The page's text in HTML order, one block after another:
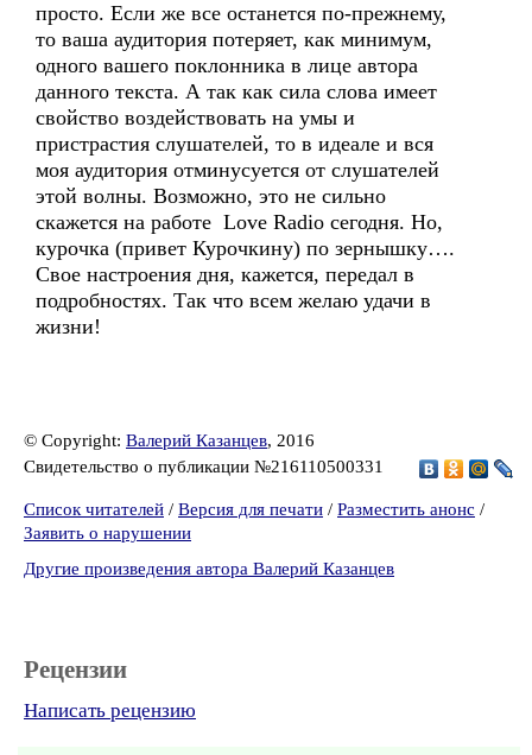
просто. Если же все останется по-прежнему,
то ваша аудитория потеряет, как минимум,
одного вашего поклонника в лице автора
данного текста. А так как сила слова имеет
свойство воздействовать на умы и
пристрастия слушателей, то в идеале и вся
моя аудитория отминусуется от слушателей
этой волны. Возможно, это не сильно
скажется на работе Love Radio сегодня. Но,
курочка (привет Курочкину) по зернышку….
Свое настроения дня, кажется, передал в
подробностях. Так что всем желаю удачи в
жизни!
© Copyright: Валерий Казанцев, 2016
Свидетельство о публикации №216110500331
Список читателей / Версия для печати / Разместить анонс /
Заявить о нарушении
Другие произведения автора Валерий Казанцев
Рецензии
Написать рецензию